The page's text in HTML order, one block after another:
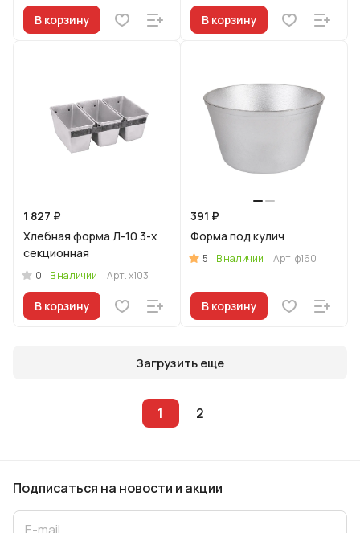
В корзину В корзину
1 827 ₽
Хлебная форма Л-10 3-х
секционная
0 В наличии Арт.х103
В корзину
391 ₽
Форма под кулич
5 В наличии Арт.ф160
В корзину
Загрузить еще
1 2
Подписаться на новости и акции